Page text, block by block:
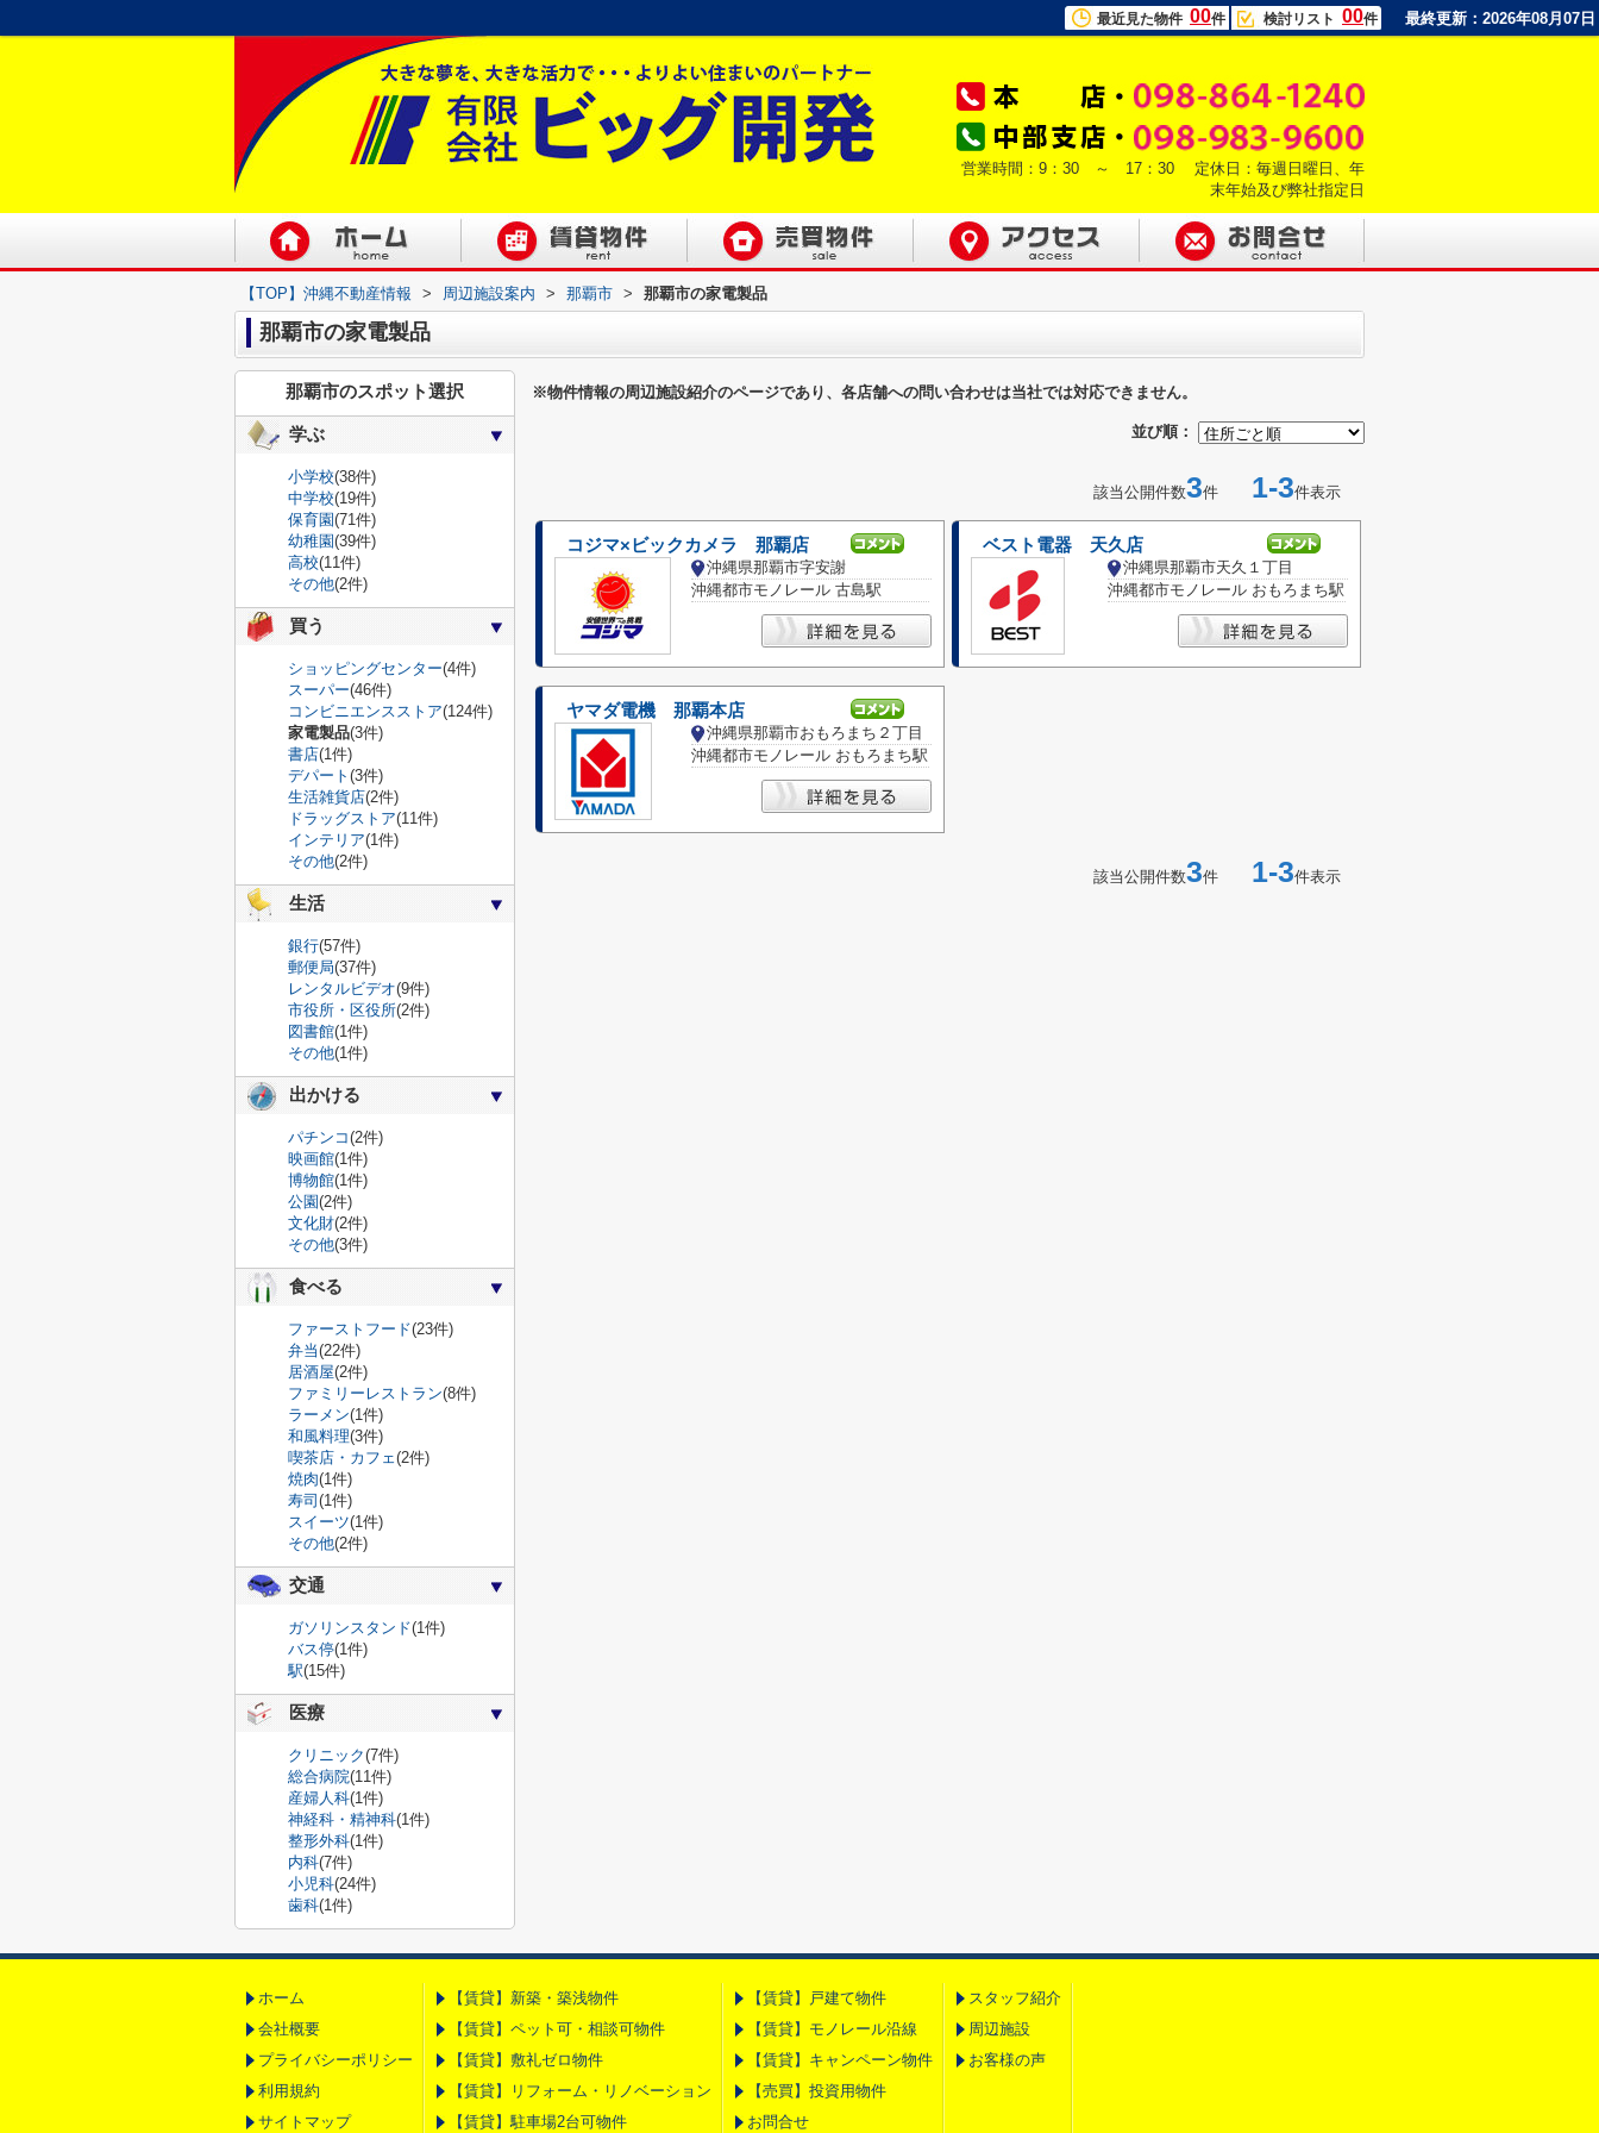
最近見た物件 00件 検討リスト 00件 最終更新：2026年08月07日
営業時間：9：30 ～ 17：30 定休日：毎週日曜日、年
末年始及び弊社指定日
【TOP】沖縄不動産情報 > 周辺施設案内 > 那覇市 > 那覇市の家電製品
那覇市の家電製品
※物件情報の周辺施設紹介のページであり、各店舗への問い合わせは当社では対応できません。
並び順：
該当公開件数3件 1-3件表示
コジマ×ビックカメラ 那覇店
沖縄県那覇市字安謝
沖縄都市モノレール 古島駅
ベスト電器 天久店
沖縄県那覇市天久１丁目
沖縄都市モノレール おもろまち駅
ヤマダ電機 那覇本店
沖縄県那覇市おもろまち２丁目
沖縄都市モノレール おもろまち駅
該当公開件数3件 1-3件表示
那覇市のスポット選択
学ぶ
小学校(38件)
中学校(19件)
保育園(71件)
幼稚園(39件)
高校(11件)
その他(2件)
買う
ショッピングセンター(4件)
スーパー(46件)
コンビニエンスストア(124件)
家電製品(3件)
書店(1件)
デパート (3件)
生活雑貨店(2件)
ドラッグストア(11件)
インテリア(1件)
その他(2件)
生活
銀行(57件)
郵便局(37件)
レンタルビデオ(9件)
市役所・区役所(2件)
図書館(1件)
その他(1件)
出かける
パチンコ(2件)
映画館(1件)
博物館(1件)
公園(2件)
文化財(2件)
その他(3件)
食べる
ファーストフード(23件)
弁当(22件)
居酒屋(2件)
ファミリーレストラン(8件)
ラーメン(1件)
和風料理(3件)
喫茶店・カフェ(2件)
焼肉(1件)
寿司 (1件)
スイーツ(1件)
その他(2件)
交通
ガソリンスタンド(1件)
バス停(1件)
駅(15件)
医療
クリニック(7件)
総合病院(11件)
産婦人科(1件)
神経科・精神科(1件)
整形外科(1件)
内科(7件)
小児科(24件)
歯科(1件)
ホーム
会社概要
プライバシーポリシー
利用規約
サイトマップ
【賃貸】新築・築浅物件
【賃貸】ペット可・相談可物件
【賃貸】敷礼ゼロ物件
【賃貸】リフォーム・リノベーション
【賃貸】駐車場2台可物件
【賃貸】戸建て物件
【賃貸】モノレール沿線
【賃貸】キャンペーン物件
【売買】投資用物件
お問合せ
スタッフ紹介
周辺施設
お客様の声